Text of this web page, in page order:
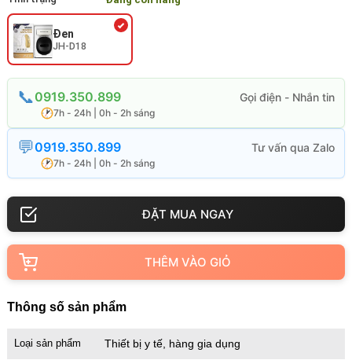
Đen
JH-D18
0919.350.899
7h - 24h | 0h - 2h sáng
0919.350.899
7h - 24h | 0h - 2h sáng
THÊM VÀO GIỎ
Thông số sản phẩm
Loại sản phẩm Thiết bị y tế, hàng gia dụng